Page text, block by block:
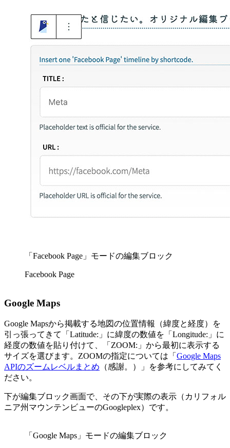
「Facebook Page」モードの編集ブロック
Facebook Page
Google Maps
Google Mapsから掲載する地図の位置情報（緯度と経度）を
引っ張ってきて「Latitude:」に緯度の数値を「Longitude:」に
経度の数値を貼り付けて、「ZOOM:」から最初に表示する
サイズを選びます。ZOOMの指定については「 Google Maps
APIのズームレベルま とめ （感謝。）」を参考にしてみてく
ださい。
下が編集ブロック画面で、その下が実際の表示（カリフォル
ニア州マウンテンビューのGoogleplex）です。
「Google Maps」モードの編集ブロック